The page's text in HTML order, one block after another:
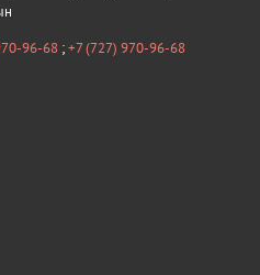
96-68 ;+7 (727) 970-96-68